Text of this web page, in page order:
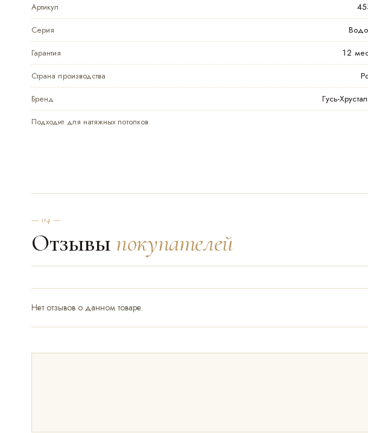
Артикул
Серия
Гарантия
12
Страна производства
Бренд
Гусь-
Подходит для натяжных потолков
— 04 —
Отзывы покупателей
Нет отзывов о данном товаре.